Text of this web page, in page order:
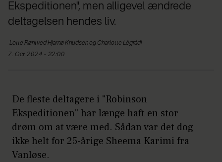
Ekspeditionen", men alligevel ændrede
deltagelsen hendes liv.
Lotte Røntved Hjarnø Knudsen og Charlotte Légrádi
7. Oct 2024 - 22:00
De fleste deltagere i "Robinson
Ekspeditionen" har længe haft en stor
drøm om at være med. Sådan var det dog
ikke helt for 25-årige Sheema Karimi fra
Vanløse.